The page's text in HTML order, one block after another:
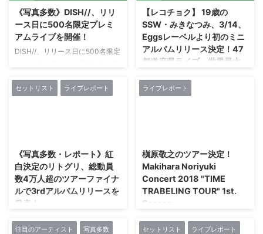
（読み：ことね）の初の ...
される事が決定した。 デビュー
前の2016年にキングコング西野
亮廣氏の絵本「えんとつ町のプぺ
ル」のテーマソングを歌い、 同
としては異例のタイアップや大型
イベントへの出演に起用されてき
ンマンライブを皮切りに、 今夏
かけて「会いにいくから会いにき
て！47都道府県ツアー ～きみと
わたしとメロンソーダ～」を開催
します。 みきなつみは、 インデ
ストランキング1位に輝いた、
《写真多数》DISH//、リリ
ース日に500名限定プレミ
アムライブを開催！
DISH//、リリース日に500名限定
2月21日(水)にテレビ東京系アニ
メ「銀魂 銀ノ魂篇」のオープニ
応募の中から当選した500名限定
のプレミアムイベントでトーク＆
ミニライブを実施。 トークショ
ーでは、 まず、 ヴォーカル＆ギ
ターの北村匠海が「ドラムの大智
スタジアムに向かって、 ...
【レコチョク】 19歳の
SSW・みきなつみ、3/14、
Eggsレーベルより初のミニ
アルバムリリース決定！47
都道府県ライブ、世界最大
Show”出演も決定！
器ショー“NAMM Show”出演も決
定！インディーズおよび新人アー
ティストの音楽活動支援を行う
〈Eggsプロジェクト〉から派生
したレーベル“Eggs”では、 2017
ンガーソングライター「みきなつ
セットリスト ライブレポート
《写真多数・レポート》紅
白決定のリトグリ、総動員
数4万人超のツアーファイナ
ルで3rdアルバムリリースを
発表！
万人超のツアーファイナルで3rd
ライブレポート
槇原敬之のツアー決定！
Makihara Noriyuki
Concert 2018 "TIME
TRABELING TOUR" 1st.
Season
表！ シンガーソングライター、
注目のアーティスト 写真多数 セットリスト ライブレポート